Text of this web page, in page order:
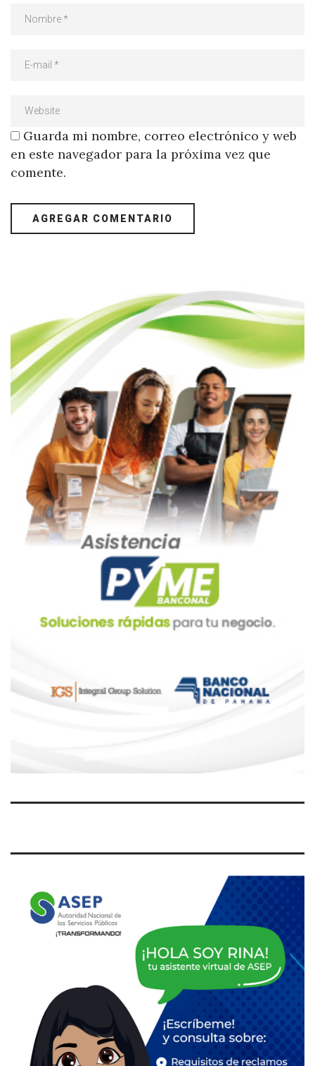
Guarda mi nombre, correo electrónico y web
en este navegador para la próxima vez que
comente.